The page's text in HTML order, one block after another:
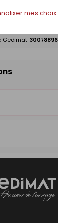
mes choix
:
Gedimat :30078896